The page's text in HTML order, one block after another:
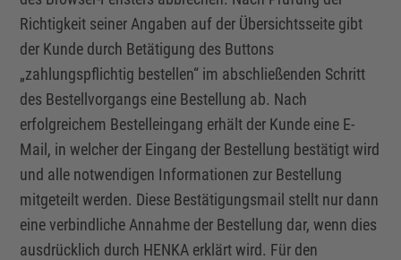
Richtigkeit seiner Angaben auf der Übersichtsseite gibt
der Kunde durch Betätigung des Buttons
„zahlungspflichtig bestellen“ im abschließenden Schritt
des Bestellvorgangs eine Bestellung ab. Nach
erfolgreichem Bestelleingang erhält der Kunde eine E-
Mail, in welcher der Eingang der Bestellung bestätigt wird
und alle notwendigen Informationen zur Bestellung
mitgeteilt werden. Diese Bestätigungsmail stellt nur dann
eine verbindliche Annahme der Bestellung dar, wenn dies
ausdrücklich durch HENKA erklärt wird. Für den